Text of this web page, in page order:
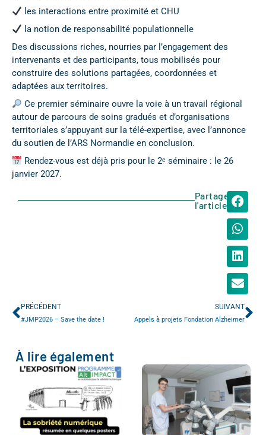
les interactions entre proximité et CHU
la notion de responsabilité populationnelle
Des discussions riches, nourries par l’engagement des
intervenants et des participants, tous mobilisés pour
construire des solutions partagées, coordonnées et
adaptées aux territoires.
Ce premier séminaire ouvre la voie à un travail régional
autour de parcours de soins gradués et d’organisations
territoriales s’appuyant sur la télé-expertise, avec l’annonce
du soutien de l’ARS Normandie en conclusion.
Rendez-vous est déjà pris pour le 2ᵉ séminaire : le 26
janvier 2027.
Partager
l'article
PRÉCÉDENT
#JMP2026 – Save the date !
SUIVANT
Appels à projets Fondation Alzheimer
À lire également